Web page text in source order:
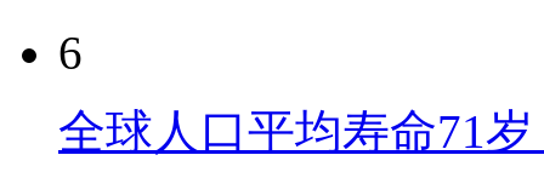
6
全球人口平均寿命71